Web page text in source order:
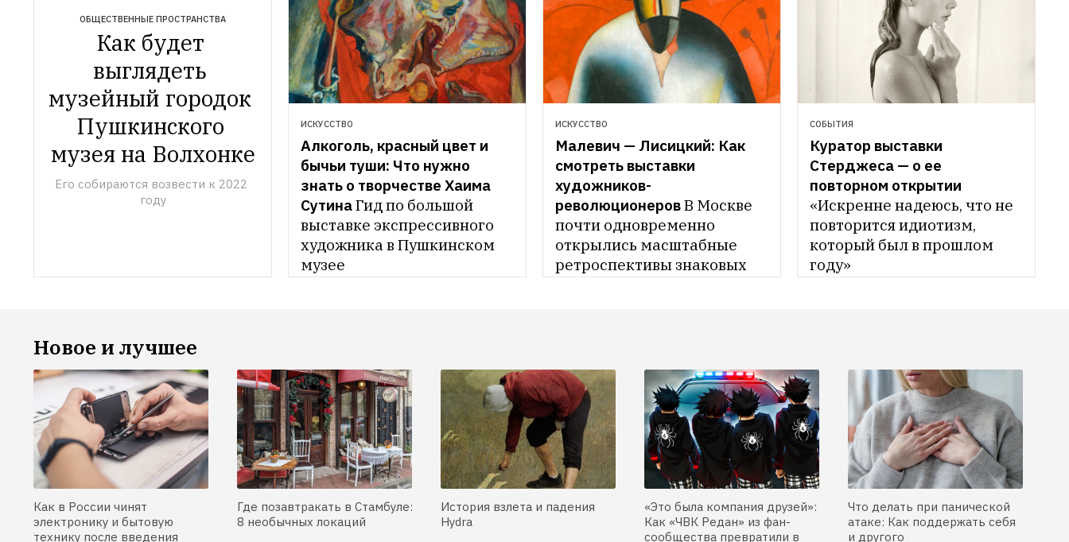
ОБЩЕСТВЕННЫЕ ПРОСТРАНСТВА
Как будет
выглядеть
музейный городок
Пушкинского
музея на Волхонке
Его собираются возвести к 2022
году
ИСКУССТВО
Алкоголь, красный цвет и
бычьи туши: Что нужно
знать о творчестве Хаима
СутинаГид по большой
выставке экспрессивного
художника в Пушкинском
музее
ИСКУССТВО
Малевич — Лисицкий: Как
смотреть выставки
художников-
революционеровВ Москве
почти одновременно
открылись масштабные
ретроспективы знаковых
СОБЫТИЯ
Куратор выставки
Стерджеса — о ее
повторном открытии
«Искренне надеюсь, что не
повторится идиотизм,
который был в прошлом
году»
Новое и лучшее
Как в России чинят
электронику и бытовую
технику после введения
Где позавтракать в Стамбуле:
8 необычных локаций
История взлета и падения
Hydra
«Это была компания друзей»:
Как «ЧВК Редан» из фан-
сообщества превратили в
Что делать при панической
атаке: Как поддержать себя
и другого